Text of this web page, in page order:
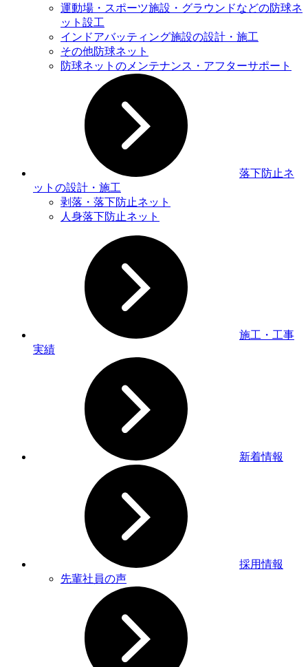
運動場・スポーツ施設・グラウンドなどの防球ネ
ット設⼯
インドアバッティング施設の設計・施工
その他防球ネット
防球ネットのメンテナンス・アフターサポート
落下防止ネ
ットの設計・施工
剥落・落下防止ネット
人身落下防止ネット
施工・工事
実績
新着情報
採用情報
先輩社員の声